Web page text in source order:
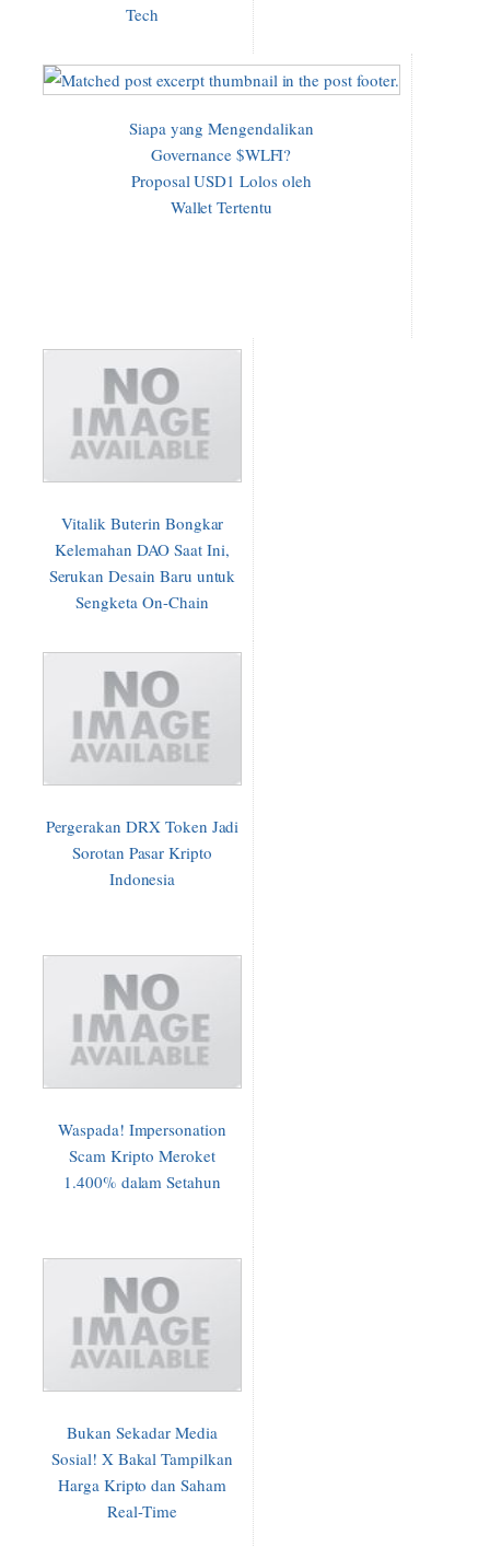
Tech
Siapa yang Mengendalikan
Governance $WLFI?
Proposal USD1 Lolos oleh
Wallet Tertentu
Vitalik Buterin Bongkar
Kelemahan DAO Saat Ini,
Serukan Desain Baru untuk
Sengketa On-Chain
Pergerakan DRX Token Jadi
Sorotan Pasar Kripto
Indonesia
Waspada! Impersonation
Scam Kripto Meroket
1.400% dalam Setahun
Bukan Sekadar Media
Sosial! X Bakal Tampilkan
Harga Kripto dan Saham
Real-Time